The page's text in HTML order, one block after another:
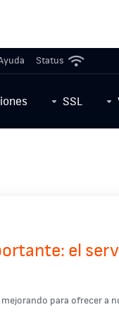
Status
SSL
el
mejorando para ofrecer a